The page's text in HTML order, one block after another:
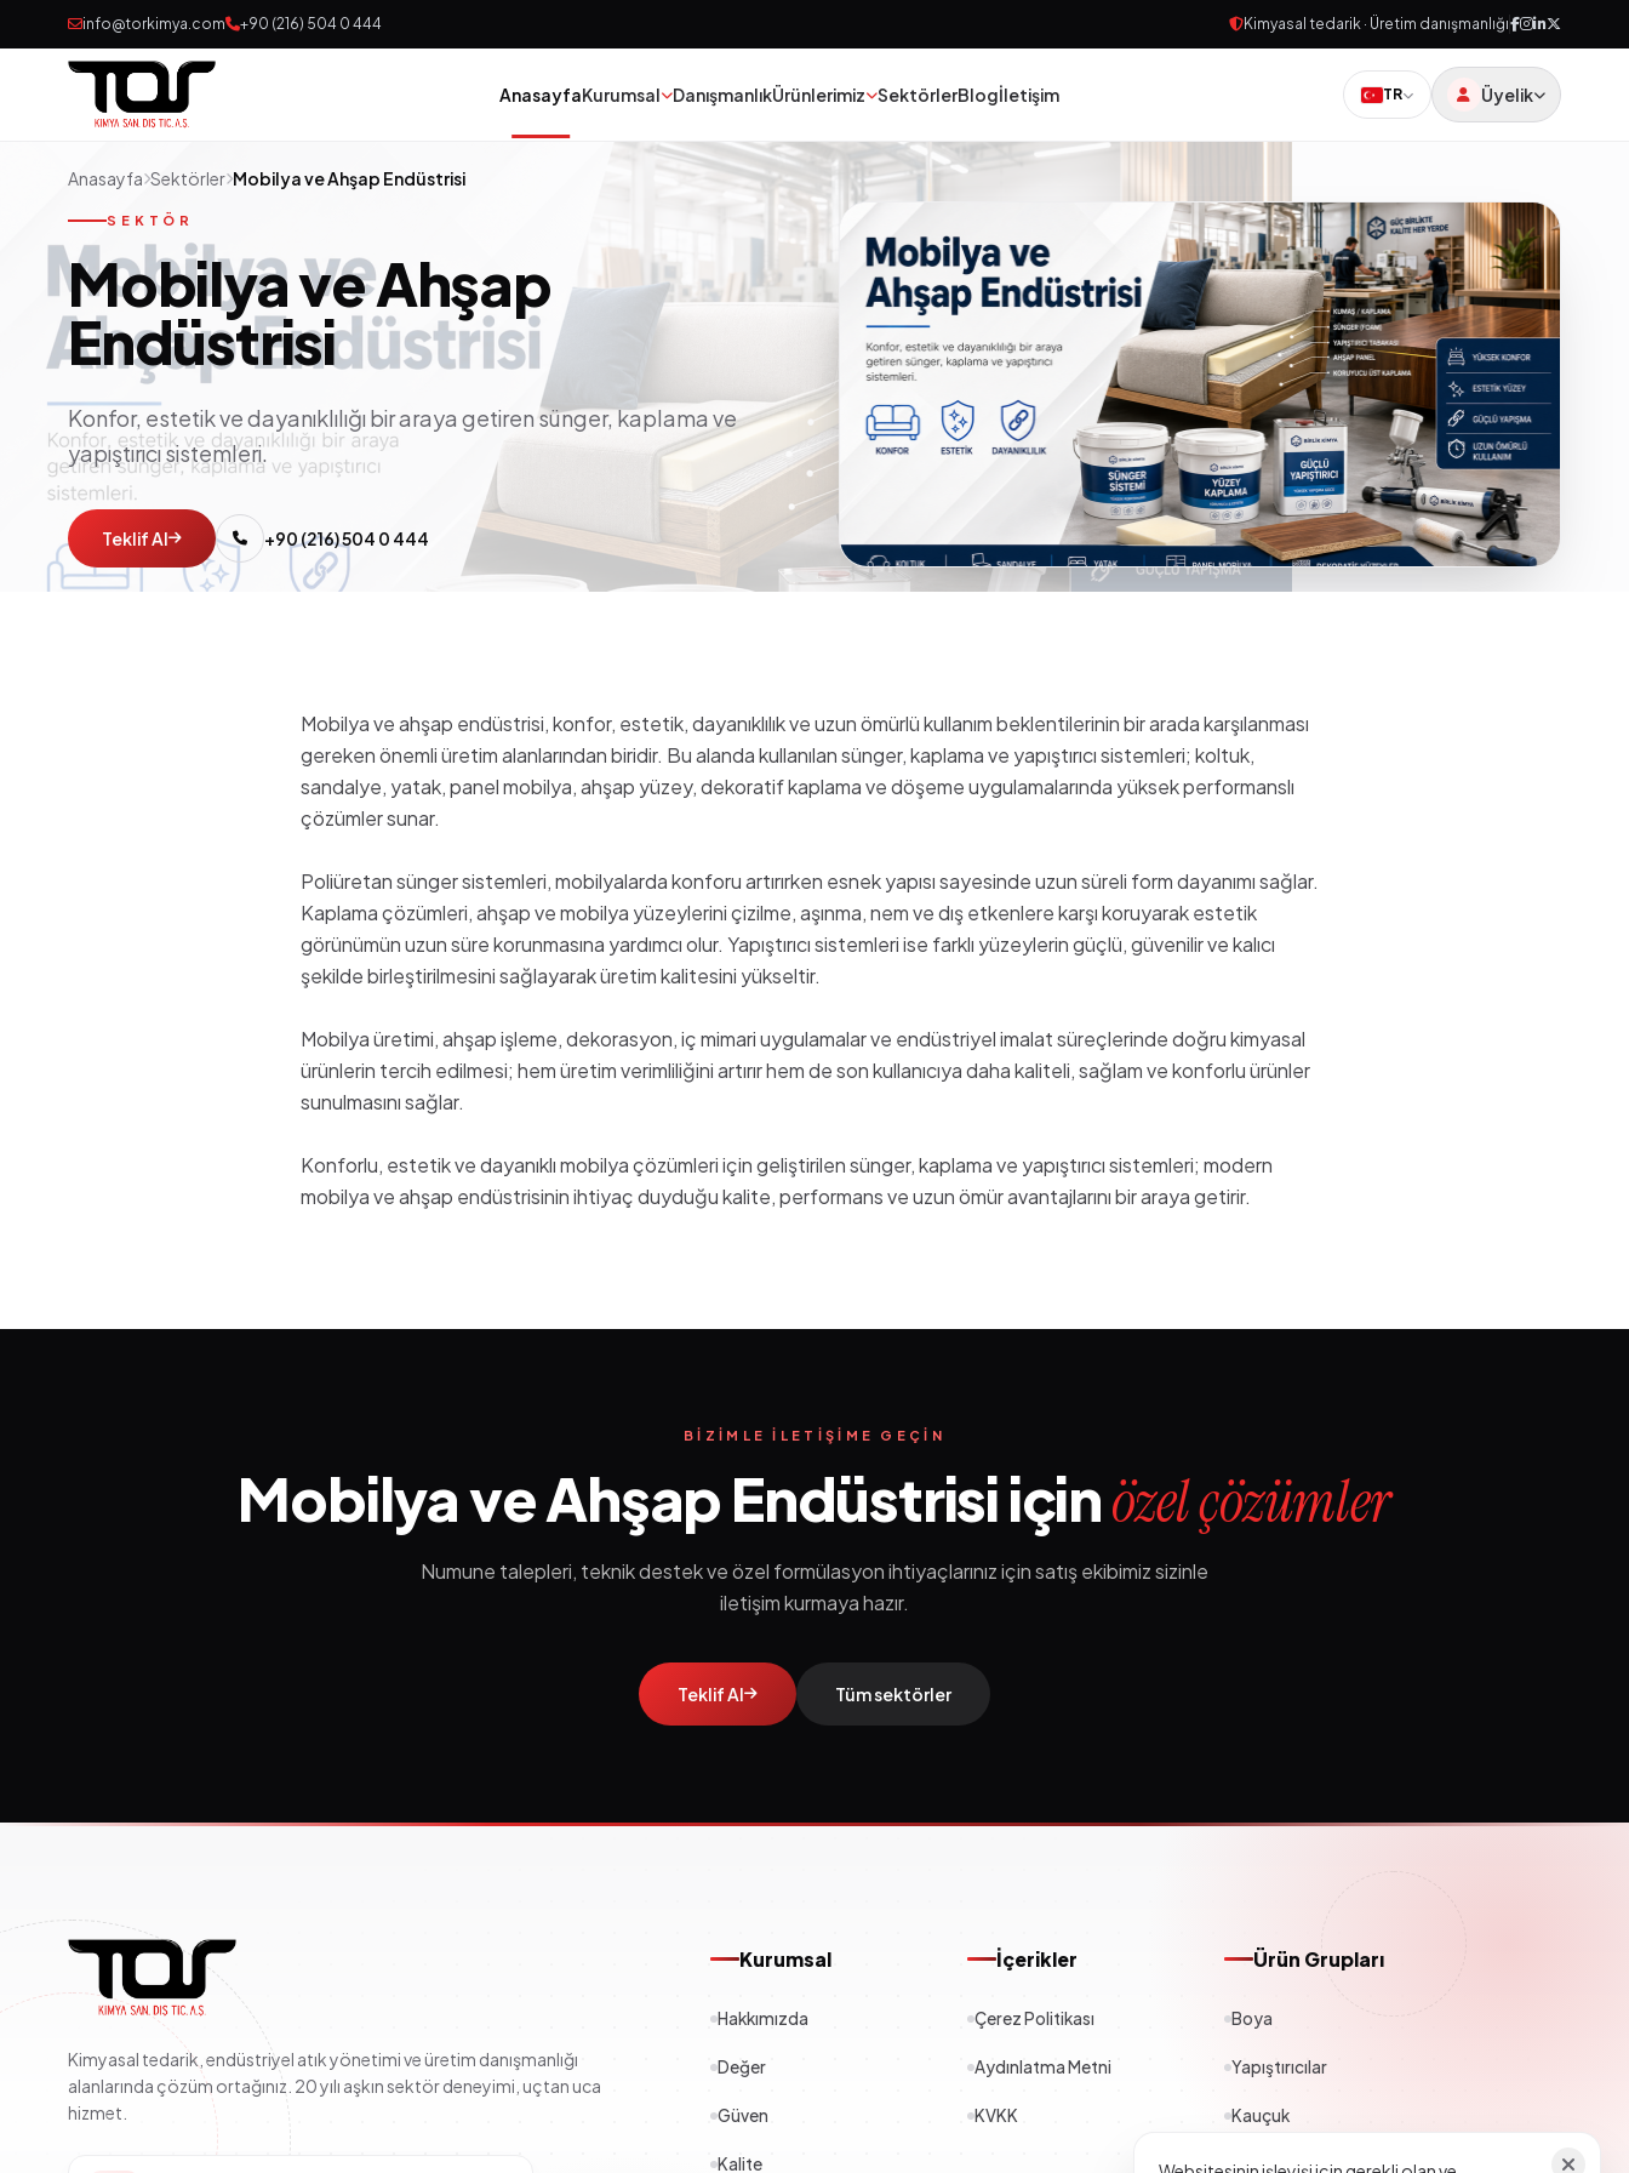
info@torkimya.com +90 (216) 504 0 444 Kimyasal tedarik · Üretim danışmanlığı
AnasayfaKurumsal DanışmanlıkÜrünlerimiz
Yapıştırıcılar
Polyester
Epoksi Poliüretan
Madeni Yağ
Katalizorler
SektörlerBlogİletişim TR Üyelik
Anasayfa Sektörler Mobilya ve Ahşap Endüstrisi
SEKTÖR
Mobilya ve Ahşap
Endüstrisi
Konfor, estetik ve dayanıklılığı bir araya getiren sünger, kaplama ve
yapıştırıcı sistemleri.
Teklif Al +90 (216) 504 0 444
Mobilya ve ahşap endüstrisi, konfor, estetik, dayanıklılık ve uzun ömürlü kullanım beklentilerinin bir arada karşılanması
gereken önemli üretim alanlarından biridir. Bu alanda kullanılan sünger, kaplama ve yapıştırıcı sistemleri; koltuk,
sandalye, yatak, panel mobilya, ahşap yüzey, dekoratif kaplama ve döşeme uygulamalarında yüksek performanslı
çözümler sunar.
Poliüretan sünger sistemleri, mobilyalarda konforu artırırken esnek yapısı sayesinde uzun süreli form dayanımı sağlar.
Kaplama çözümleri, ahşap ve mobilya yüzeylerini çizilme, aşınma, nem ve dış etkenlere karşı koruyarak estetik
görünümün uzun süre korunmasına yardımcı olur. Yapıştırıcı sistemleri ise farklı yüzeylerin güçlü, güvenilir ve kalıcı
şekilde birleştirilmesini sağlayarak üretim kalitesini yükseltir.
Mobilya üretimi, ahşap işleme, dekorasyon, iç mimari uygulamalar ve endüstriyel imalat süreçlerinde doğru kimyasal
ürünlerin tercih edilmesi; hem üretim verimliliğini artırır hem de son kullanıcıya daha kaliteli, sağlam ve konforlu ürünler
sunulmasını sağlar.
Konforlu, estetik ve dayanıklı mobilya çözümleri için geliştirilen sünger, kaplama ve yapıştırıcı sistemleri; modern
mobilya ve ahşap endüstrisinin ihtiyaç duyduğu kalite, performans ve uzun ömür avantajlarını bir araya getirir.
BIZIMLE ILETIŞIME GEÇIN
Mobilya ve Ahşap Endüstrisi içinözel çözümler
Numune talepleri, teknik destek ve özel formülasyon ihtiyaçlarınız için satış ekibimiz sizinle
iletişim kurmaya hazır.
Teklif Al Tüm sektörler
Kimyasal tedarik, endüstriyel atık yönetimi ve üretim danışmanlığı
alanlarında çözüm ortağınız. 20 yılı aşkın sektör deneyimi, uçtan uca
hizmet.
Kurumsal
Hakkımızda
Değer
Güven
Kalite
İçerikler
Çerez Politikası
Aydınlatma Metni
KVKK
Ürün Grupları
Boya
Yapıştırıcılar
Kauçuk
Polyester